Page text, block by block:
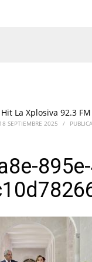
La Xplosiva 92.3 FM
SEPTIEMBRE 2025 /